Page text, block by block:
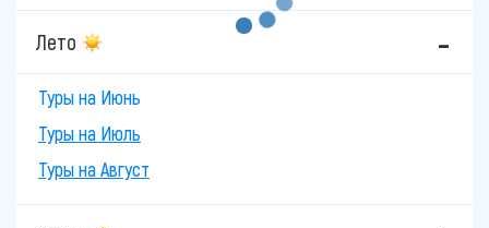
Лето
Туры на Июнь
Туры на Июль
Туры на Август